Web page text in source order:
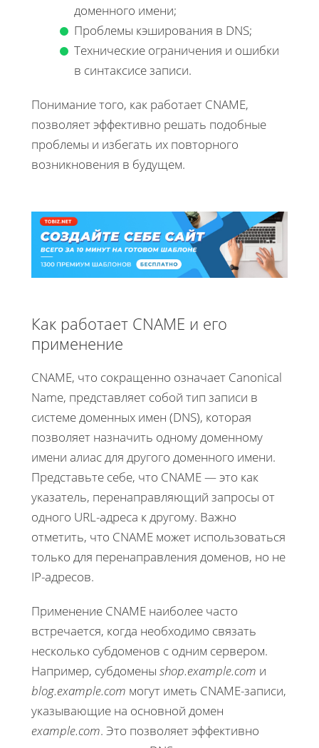
доменного имени;
Проблемы кэширования в DNS;
Технические ограничения и ошибки
в синтаксисе записи.
Понимание того, как работает CNAME,
позволяет эффективно решать подобные
проблемы и избегать их повторного
возникновения в будущем.
Как работает CNAME и его
применение
CNAME, что сокращенно означает Canonical
Name, представляет собой тип записи в
системе доменных имен (DNS), которая
позволяет назначить одному доменному
имени алиас для другого доменного имени.
Представьте себе, что CNAME — это как
указатель, перенаправляющий запросы от
одного URL-адреса к другому. Важно
отметить, что CNAME может использоваться
только для перенаправления доменов, но не
IP-адресов.
Применение CNAME наиболее часто
встречается, когда необходимо связать
несколько субдоменов с одним сервером.
Например, субдомены shop.example.com и
blog.example.com могут иметь CNAME-записи,
указывающие на основной домен
example.com. Это позволяет эффективно